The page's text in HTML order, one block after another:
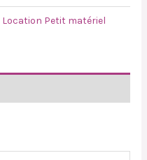
Location Petit matériel